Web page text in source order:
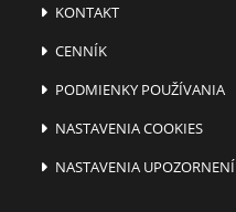
KONTAKT
CENNÍK
PODMIENKY POUŽÍVANIA
NASTAVENIA COOKIES
NASTAVENIA UPOZORNENÍ